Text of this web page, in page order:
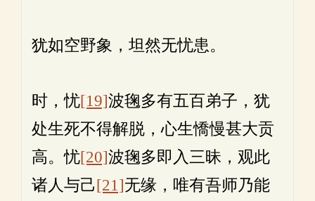
犹如空野象，坦然无忧患。
时，忧[19]波毱多有五百弟子，犹
处生死不得解脱，心生憍慢甚大贡
高。忧[20]波毱多即入三昧，观此
诸人与己[21]无缘，唯有吾师乃能